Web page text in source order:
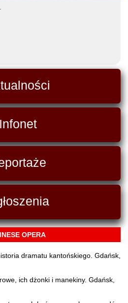
Infonet
OPERA
dramatu kantońskiego. Gdańsk,
ich dżonki i manekiny. Gdańsk,